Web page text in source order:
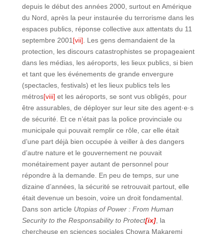
depuis le début des années 2000, surtout en Amérique
du Nord, après la peur instaurée du terrorisme dans les
espaces publics, réponse collective aux attentats du 11
septembre 2001 [vii] . Les gens demandaient de la
protection, les discours catastrophistes se propageaient
dans les médias, les aéroports, les lieux publics, si bien
et tant que les événements de grande envergure
(spectacles, festivals) et les lieux publics tels les
métros[viii] et les aéroports, se sont vus obligés, pour
être assurables, de déployer sur leur site des agent·e·s
de sécurité. Et ce n’était pas la police provinciale ou
municipale qui pouvait remplir ce rôle, car elle était
d’une part déjà bien occupée à veiller à des dangers
d’autre nature et le gouvernement ne pouvait
monétairement payer autant de personnel pour
répondre à la demande. En peu de temps, sur une
dizaine d’années, la sécurité se retrouvait partout, elle
était devenue un besoin, voire un droit fondamental.
Dans son article Utopias of Power : From Human
Security to the Responsability to Protect[ix], la
chercheuse en sciences sociales Chowra Makaremi